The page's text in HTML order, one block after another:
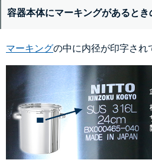
容器本体にマーキングがあると
マーキングの中に内径が印字され